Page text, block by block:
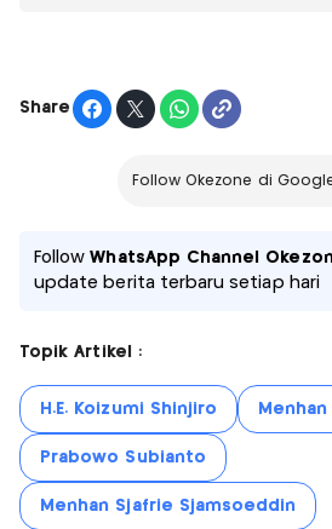
Share
Follow Okezone di
FollowWhatsApp Channel
update berita terbaru setiap hari
Topik Artikel :
H.E. Koizumi Shinjiro
Prabowo Subianto
Menhan Sjafrie Sjamsoeddin